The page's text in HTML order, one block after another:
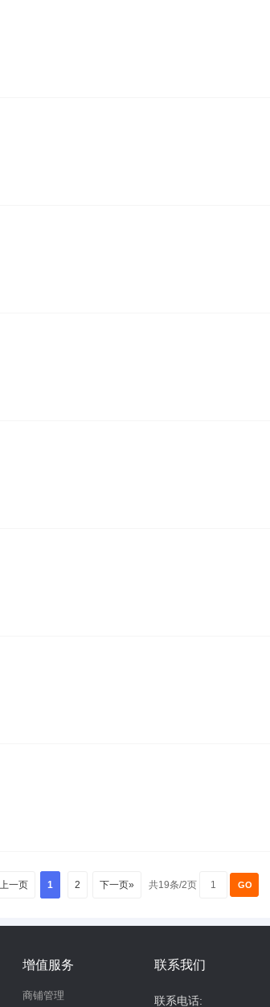
一页 1 2 下一页» 共19条/2页
增值服务
商铺管理
联系我们
联系电话: